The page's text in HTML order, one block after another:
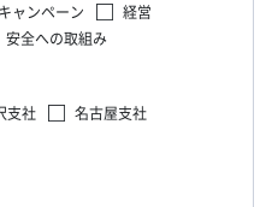
ャンペーン
経営
安全への取組み
支社
名古屋支社